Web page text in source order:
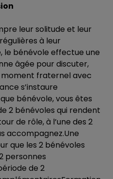
leur solitude et leur
à leur
le bénévole effectue une
âgée pour discuter,
fraternel avec
s’instaure
bénévole, vous êtes
2 bénévoles qui rendent
de rôle, à l’une des 2
accompagnez.Une
que les 2 bénévoles
personnes
de 2